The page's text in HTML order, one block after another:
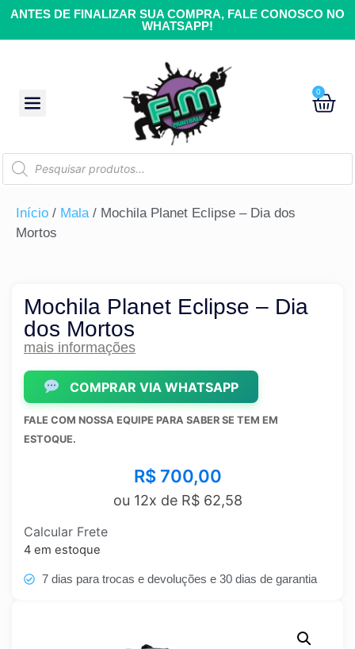
ANTES DE FINALIZAR SUA COMPRA, FALE CONOSCO NO
WHATSAPP!
0
Início / Mala/ Mochila Planet Eclipse – Dia dos
Mortos
Mochila Planet Eclipse – Dia
dos Mortos
mais informações
COMPRAR VIA WHATSAPP
FALE COM NOSSA EQUIPE PARA SABER SE TEM EM
ESTOQUE.
R$700,00
ou 12x de R$62,58
Calcular Frete
4 em estoque
7 dias para trocas e devoluções e 30 dias de garantia